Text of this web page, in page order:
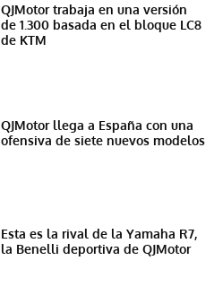
QJMotor trabaja en una versión
de 1.300 basada en el bloque LC8
de KTM
QJMotor llega a España con una
ofensiva de siete nuevos modelos
Esta es la rival de la Yamaha R7,
la Benelli deportiva de QJMotor